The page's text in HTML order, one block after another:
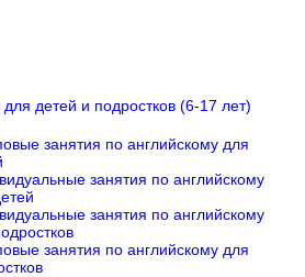
для детей и подростков (6-17 лет)
занятия по английскому для
занятия по английскому
занятия по английскому
занятия по английскому для